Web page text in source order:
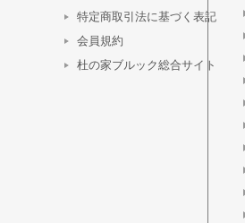
特定商取引法に基づく表記
会員規約
杜の家ブルック総合サイト